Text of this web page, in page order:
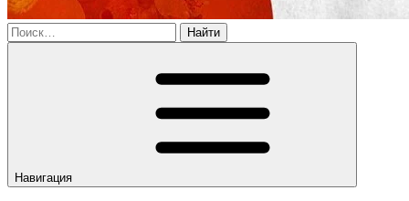
Найти
Навигация